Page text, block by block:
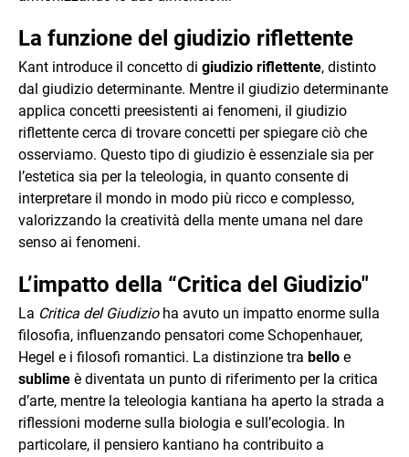
La funzione del giudizio riflettente
Kant introduce il concetto di giudizio riflettente, distinto
dal giudizio determinante. Mentre il giudizio determinante
applica concetti preesistenti ai fenomeni, il giudizio
riflettente cerca di trovare concetti per spiegare ciò che
osserviamo. Questo tipo di giudizio è essenziale sia per
l’estetica sia per la teleologia, in quanto consente di
interpretare il mondo in modo più ricco e complesso,
valorizzando la creatività della mente umana nel dare
senso ai fenomeni.
L’impatto della “Critica del Giudizio"
La Critica del Giudizioha avuto un impatto enorme sulla
filosofia, influenzando pensatori come Schopenhauer,
Hegel e i filosofi romantici. La distinzione tra bello e
sublime è diventata un punto di riferimento per la critica
d’arte, mentre la teleologia kantiana ha aperto la strada a
riflessioni moderne sulla biologia e sull’ecologia. In
particolare, il pensiero kantiano ha contribuito a